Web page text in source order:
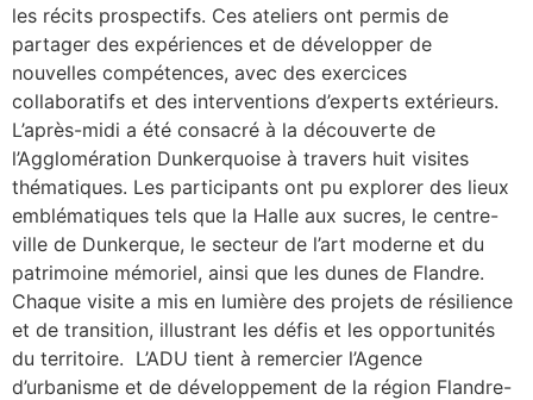
les récits prospectifs. Ces ateliers ont permis de
partager des expériences et de développer de
nouvelles compétences, avec des exercices
collaboratifs et des interventions d’experts extérieurs.
L’après-midi a été consacré à la découverte de
l’Agglomération Dunkerquoise à travers huit visites
thématiques. Les participants ont pu explorer des lieux
emblématiques tels que la Halle aux sucres, le centre-
ville de Dunkerque, le secteur de l’art moderne et du
patrimoine mémoriel, ainsi que les dunes de Flandre.
Chaque visite a mis en lumière des projets de résilience
et de transition, illustrant les défis et les opportunités
du territoire. L’ADU tient à remercier l’Agence
d’urbanisme et de développement de la région Flandre-